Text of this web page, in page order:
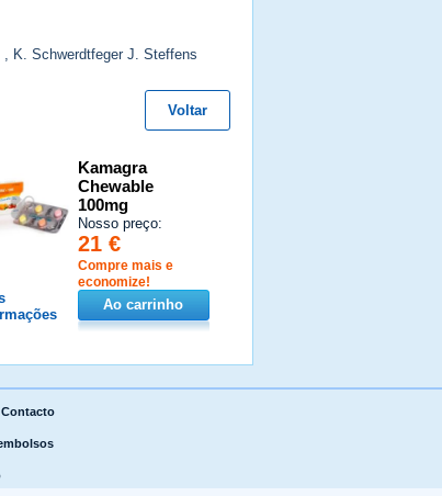
K. Schwerdtfeger J. Steffens
Voltar
Kamagra
Chewable
100mg
Nosso preço:
21 €
Compre mais e
economize!
Ao carrinho
Contacto